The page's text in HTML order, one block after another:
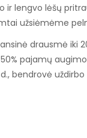
ir lengvo lėšų
užsiėmėme
drausmė iki
pajamų
bendrovė